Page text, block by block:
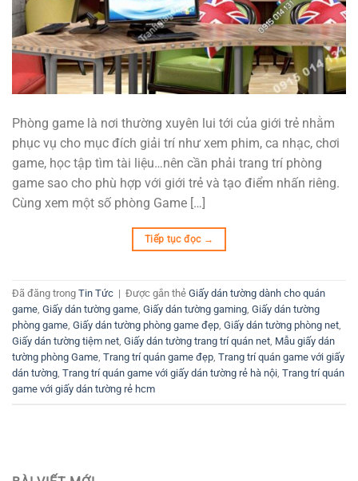
Phòng game là nơi thường xuyên lui tới của giới trẻ nhằm
phục vụ cho mục đích giải trí như xem phim, ca nhạc, chơi
game, học tập tìm tài liệu…nên cần phải trang trí phòng
game sao cho phù hợp với giới trẻ và tạo điểm nhấn riêng.
Cùng xem một số phòng Game […]
Tiếp tục đọc →
Đã đăng trong Tin Tức | Được gắn thẻ Giấy dán tường dành cho quán
game Giấy dán tường game Giấy dán tường gaming Giấy dán tường
phòng game Giấy dán tường phòng game đẹp Giấy dán tường phòng net
Giấy dán tường tiệm net Giấy dán tường trang trí quán net Mẫu giấy dán
tường phòng Game Trang trí quán game đẹp Trang trí quán game với giấy
dán tường Trang trí quán game với giấy dán tường rẻ hà nội Trang trí quán
game với giấy dán tường rẻ hcm